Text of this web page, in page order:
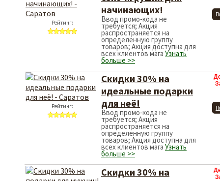
Рейтинг:
начинающих!
Ввод промо-кода не
требуется; Акция
распространяется на
определенную группу
товаров; Акция доступна для
всех клиентов мага Узнать
больше >>
Рейтинг:
Скидки 30% на
идеальные подарки
для неё!
Ввод промо-кода не
требуется; Акция
распространяется на
определенную группу
товаров; Акция доступна для
всех клиентов мага Узнать
больше >>
Скидки 30% на